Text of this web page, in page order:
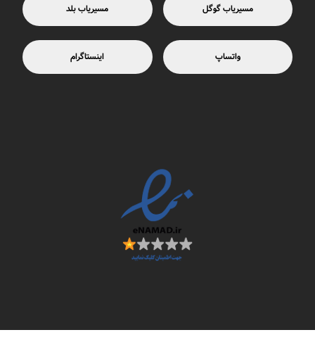
مسیریاب گوگل مسیریاب بلد
واتساپ اینستاگرام